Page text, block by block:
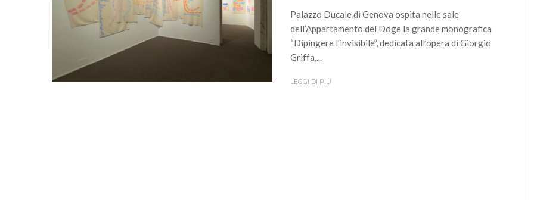
Palazzo Ducale di Genova ospita nelle sale
dell’Appartamento del Doge la grande monografica
“Dipingere l’invisibile”, dedicata all’opera di Giorgio
Griffa,...
LEGGI DI PIÙ